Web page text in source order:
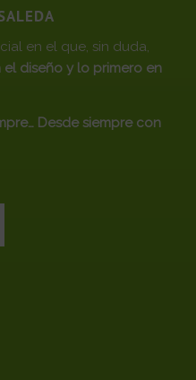
en el que, sin duda,
el diseño y lo primero en
Desde siempre con